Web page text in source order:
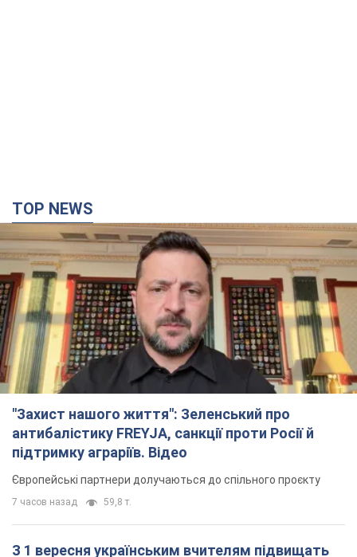
TOP NEWS
"Захист нашого життя": Зеленський про
антибалістику FREYJA, санкції проти Росії й
підтримку аграріїв. Відео
Європейські партнери долучаються до спільного проєкту
7 часов назад 59,8 т.
З 1 вересня українським вчителям підвищать